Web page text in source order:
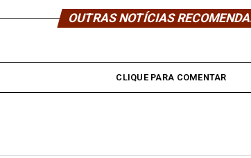
OUTRAS NOTÍCIAS
CLIQUE PARA COMENTAR